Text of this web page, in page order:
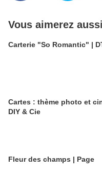
Vous aimerez aussi
Carterie "So Romantic" |
Cartes : thème photo et
DIY & Cie
Fleur des champs | Page